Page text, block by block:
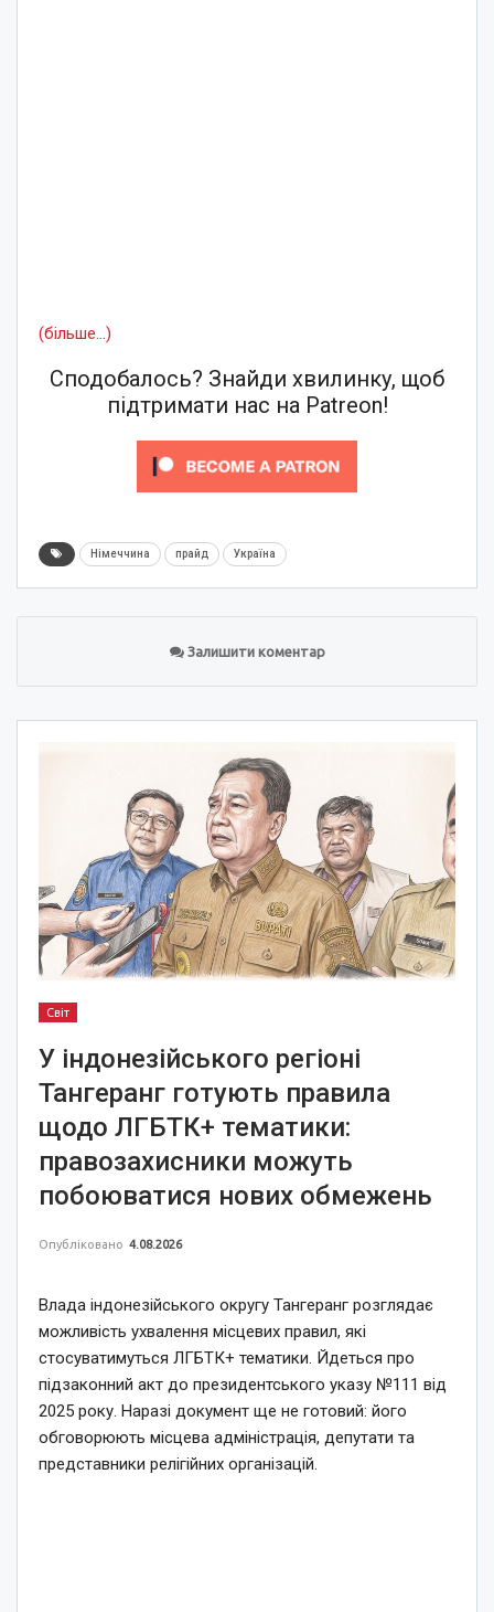
(більше…)
Сподобалось? Знайди хвилинку, щоб
підтримати нас на Patreon!
Німеччина прайд Україна
Залишити коментар
Світ
У індонезійського регіоні
Тангеранг готують правила
щодо ЛГБТК+ тематики:
правозахисники можуть
побоюватися нових обмежень
Опубліковано 4.08.2026
Влада індонезійського округу Тангеранг розглядає
можливість ухвалення місцевих правил, які
стосуватимуться ЛГБТК+ тематики. Йдеться про
підзаконний акт до президентського указу №111 від
2025 року. Наразі документ ще не готовий: його
обговорюють місцева адміністрація, депутати та
представники релігійних організацій.